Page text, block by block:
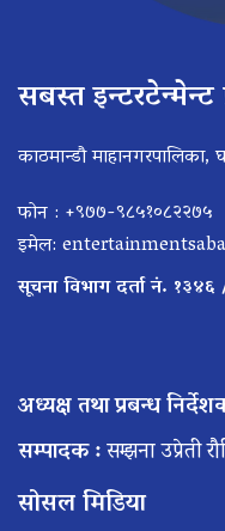
सबस्त इन्टरटेन्मेन्ट
काठमान्डौ माहानगरपालिका,
फोन : +९७७-९८५१०८२२७५
इमेल:
सूचना विभाग दर्ता नं.
अध्यक्ष तथा प्रबन्ध
सम्पादक :सम्झना उप्रेती
सोसल मिडिया